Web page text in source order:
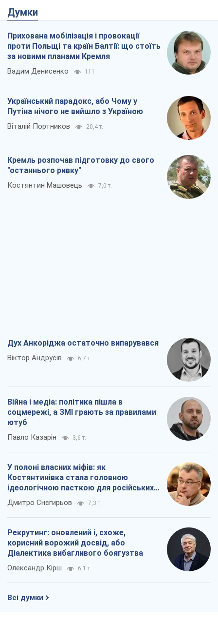
Думки
Прихована мобілізація і провокації
проти Польщі та країн Балтії: що стоїть
за новими планами Кремля
Вадим Денисенко 111
Український парадокс, або Чому у
Путіна нічого не вийшло з Україною
Віталій Портников 20,4 т.
Кремль розпочав підготовку до свого
"останнього ривку"
Костянтин Машовець 7,0 т.
Дух Анкоріджа остаточно випарувався
Віктор Андрусів 6,7 т.
Війна і медіа: політика пішла в
соцмережі, а ЗМІ грають за правилами
ютуб
Павло Казарін 3,6 т.
У полоні власних міфів: як
Костянтинівка стала головною
ідеологічною пасткою для російських
окупантів
Дмитро Снєгирьов 7,3 т.
Рекрутинг: оновлений і, схоже,
корисний ворожий досвід, або
Діалектика вибагливого боягузтва
Олександр Кірш 6,1 т.
Всі думки